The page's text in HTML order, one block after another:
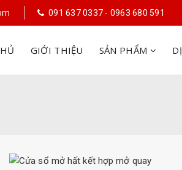
091 637 0337 - 0963 680 591
GIỚI THIỆU SẢN PHẨM